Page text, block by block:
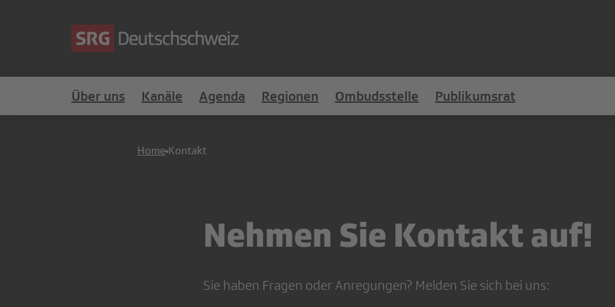
Über uns Kanäle Agenda Regionen Ombudsstelle Publikumsrat
Home Kontakt
Nehmen Sie Kontakt auf!
Sie haben Fragen oder Anregungen? Melden Sie sich bei uns: